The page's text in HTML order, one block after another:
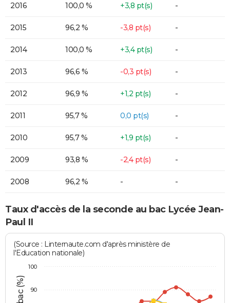
2016 100,0 % +3,8 pt(s) -
2015 96,2 % -3,8 pt(s) -
2014 100,0 % +3,4 pt(s) -
2013 96,6 % -0,3 pt(s) -
2012 96,9 % +1,2 pt(s) -
2011 95,7 % 0,0 pt(s) -
2010 95,7 % +1,9 pt(s) -
2009 93,8 % -2,4 pt(s) -
2008 96,2 % - -
Taux d'accès de la seconde au bac Lycée Jean-
Paul II
(Source : Linternaute.com d'après ministère de
l'Education nationale)
90
100